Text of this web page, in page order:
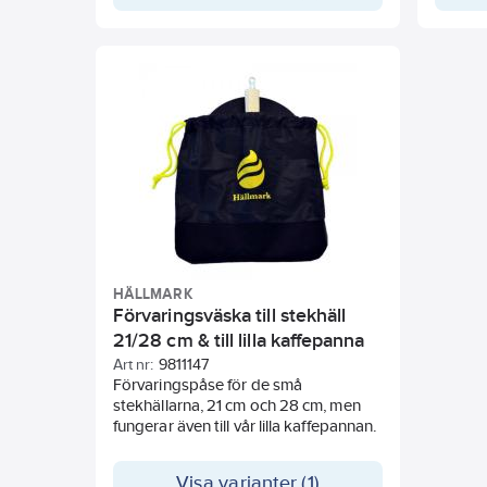
HÄLLMARK
Förvaringsväska till stekhäll
21/28 cm & till lilla kaffepanna
Art nr: 9811147
Förvaringspåse för de små
stekhällarna, 21 cm och 28 cm, men
fungerar även till vår lilla kaffepannan.
Visa varianter (1)